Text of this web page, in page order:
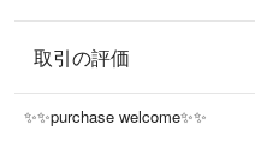
D：訳あり、着用に注意が必要
取引の評価
✨✨purchase welcome✨✨